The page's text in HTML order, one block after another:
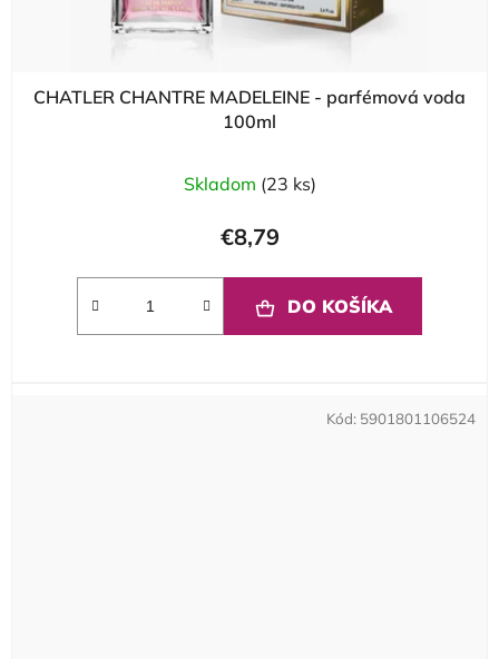
CHATLER CHANTRE MADELEINE - parfémová voda
100ml
Skladom (23 ks)
€8,79
DO KOŠÍKA
Kód: 5901801106524